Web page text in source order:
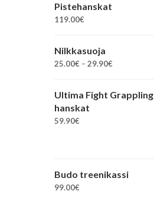
Pistehanskat
119.00€
Nilkkasuoja
25.00€ –29.90€
29.90€
Ultima Fight Grappling
hanskat
59.90€
Budo treenikassi
99.00€